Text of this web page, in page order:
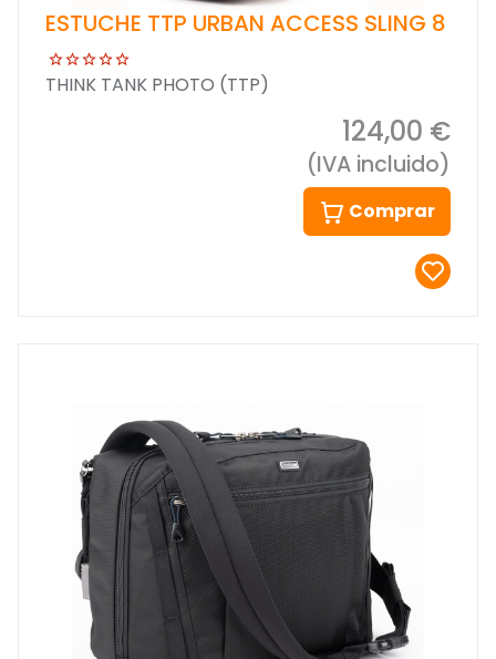
ESTUCHE TTP URBAN ACCESS SLING 8
THINK TANK PHOTO (TTP)
124,00 €
(IVA incluido)
Comprar